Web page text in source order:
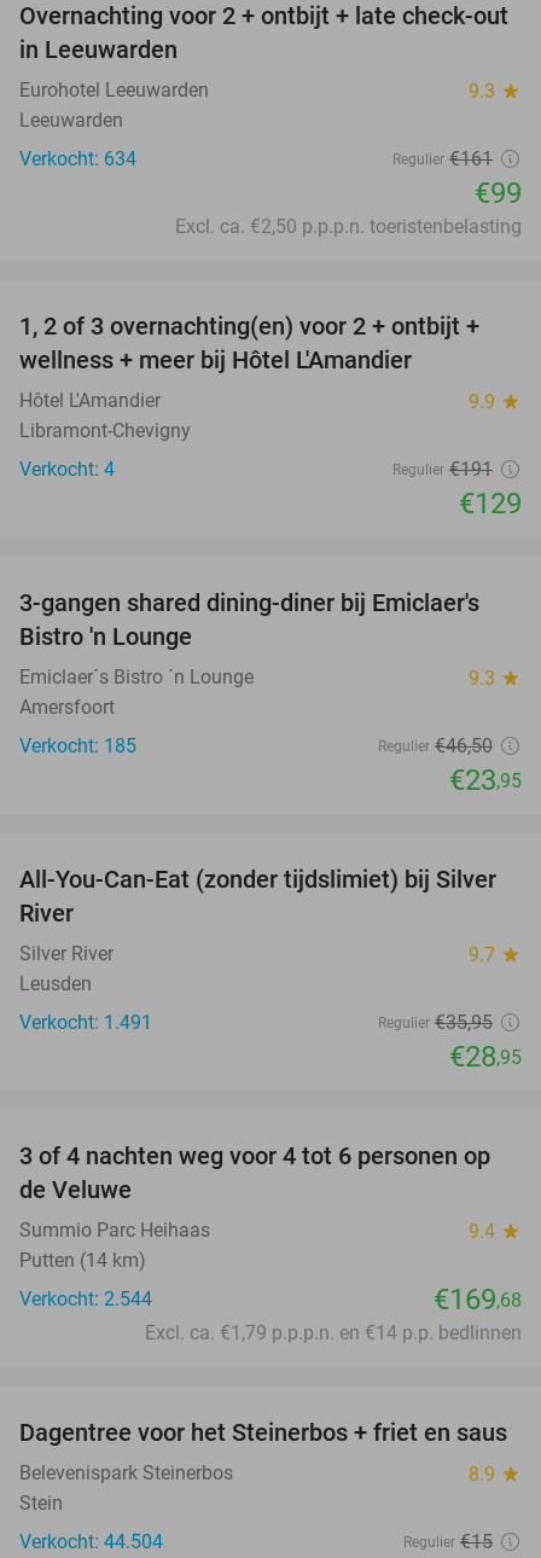
39%
Overnachting voor 2 + ontbijt + late check-out
in Leeuwarden
Eurohotel Leeuwarden 9.3 star
Leeuwarden
Verkocht: 634
Regulier €161
€99
Excl. ca. €2,50 p.p.p.n. toeristenbelasting
32%
TODAY
1, 2 of 3 overnachting(en) voor 2 + ontbijt +
wellness + meer bij Hôtel L'Amandier
Hôtel L'Amandier 9.9 star
Libramont-Chevigny
Verkocht: 4
Regulier €191
€129
48%
3-gangen shared dining-diner bij Emiclaer's
Bistro 'n Lounge
Emiclaer´s Bistro ´n Lounge 9.3 star
Amersfoort
Verkocht: 185
Regulier €46,50
€23,95
19%
All-You-Can-Eat (zonder tijdslimiet) bij Silver
River
Silver River 9.7 star
Leusden
Verkocht: 1.491
Regulier €35,95
€28,95
3 of 4 nachten weg voor 4 tot 6 personen op
de Veluwe
Summio Parc Heihaas 9.4 star
Putten (14 km)
Verkocht: 2.544
€169,68
Excl. ca. €1,79 p.p.p.n. en €14 p.p. bedlinnen
37%
Dagentree voor het Steinerbos + friet en saus
Belevenispark Steinerbos 8.9 star
Stein
Verkocht: 44.504
Regulier €15